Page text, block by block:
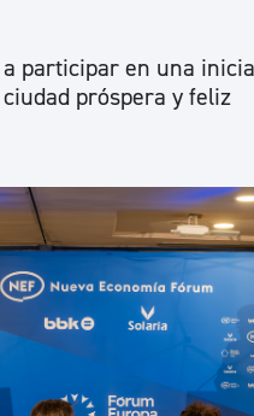
Tablón de
Calendario fiscal
participar en una
próspera y feliz